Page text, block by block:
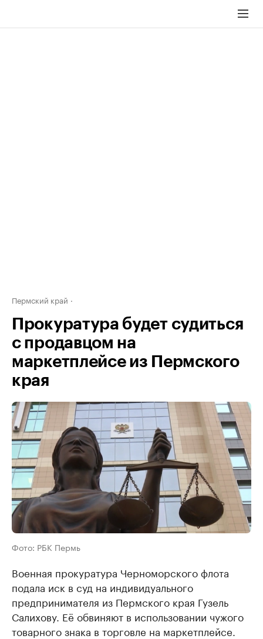
Пермский край
Прокуратура будет судиться
с продавцом на
маркетплейсе из Пермского
края
Фото: РБК Пермь
Военная прокуратура Черноморского флота
подала иск в суд на индивидуального
предпринимателя из Пермского края Гузель
Салихову. Её обвиняют в использовании чужого
товарного знака в торговле на маркетплейсе.